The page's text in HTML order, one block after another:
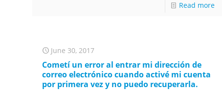
Read more
June 30, 2017
Cometí un error al entrar mi dirección de
correo electrónico cuando activé mi cuenta
por primera vez y no puedo recuperarla.